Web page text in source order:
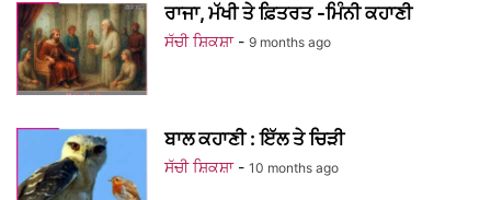
ਰਾਜਾ, ਮੱਖੀ ਤੇ ਫ਼ਿਤਰਤ -ਮਿੰਨੀ ਕਹਾਣੀ
ਸੱਚੀ ਸ਼ਿਕਸ਼ਾ - 9 months ago
ਬਾਲ ਕਹਾਣੀ : ਇੱਲ ਤੇ ਚਿੜੀ
ਸੱਚੀ ਸ਼ਿਕਸ਼ਾ - 10 months ago